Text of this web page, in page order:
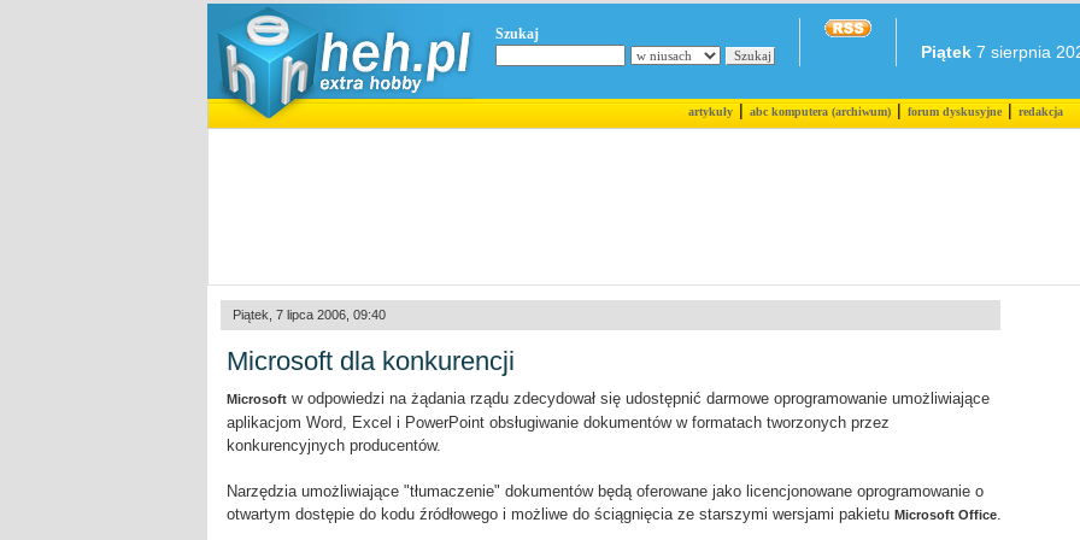
Szukaj
Piątek 7 sierpnia
artykuły|abc komputera (archiwum)|forum dyskusyjne|redakcja
Piątek, 7 lipca 2006, 09:40
Microsoft dla konkurencji
Microsoft w odpowiedzi na żądania rządu zdecydował się udostępnić darmowe oprogramowanie umożliwiające
aplikacjom Word, Excel i PowerPoint obsługiwanie dokumentów w formatach tworzonych przez
konkurencyjnych producentów.
Narzędzia umożliwiające "tłumaczenie" dokumentów będą oferowane jako licencjonowane oprogramowanie o
otwartym dostępie do kodu źródłowego i możliwe do ściągnięcia ze starszymi wersjami pakietu Microsoft Office.